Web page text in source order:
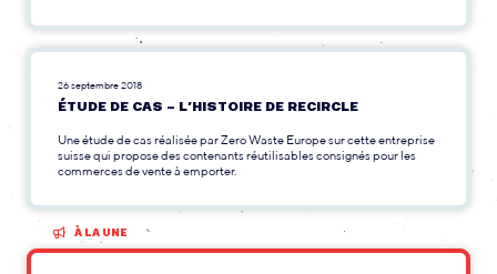
26 septembre 2018
ÉTUDE DE CAS – L’HISTOIRE DE RECIRCLE
Une étude de cas réalisée par Zero Waste Europe sur cette entreprise
suisse qui propose des contenants réutilisables consignés pour les
commerces de vente à emporter.
À LA UNE